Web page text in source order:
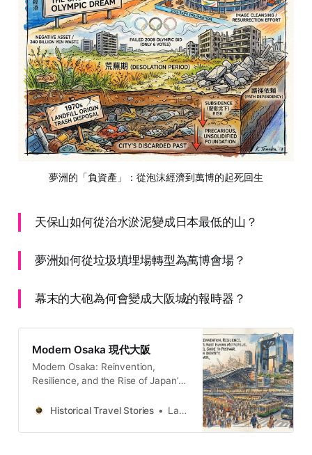
夢洲的「負資產」：從泡沫經濟到萬博的起死回生
天保山如何從治水淤泥變成日本最低的山？
夢洲如何從垃圾填埋場轉型為萬博會場？
幕末的大砲為何會變成大阪城的報時器？
Modern Osaka 現代大阪
Modern Osaka: Reinvention,
Resilience, and the Rise of Japan’s
Cultural Travel Guide to Postwar
Contemporary Power Introduction:
Historical Travel Stories Lawrence